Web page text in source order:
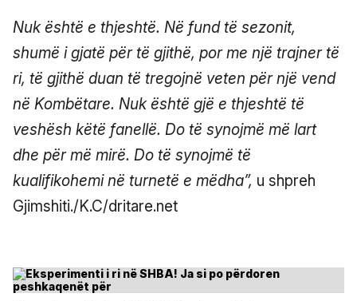
Nuk është e thjeshtë. Në fund të sezonit,
shumë i gjatë për të gjithë, por me një trajner të
ri, të gjithë duan të tregojnë veten për një vend
në Kombëtare. Nuk është gjë e thjeshtë të
veshësh këtë fanellë. Do të synojmë më lart
dhe për më mirë. Do të synojmë të
kualifikohemi në turnetë e mëdha”, u shpreh
Gjimshiti./K.C/dritare.net